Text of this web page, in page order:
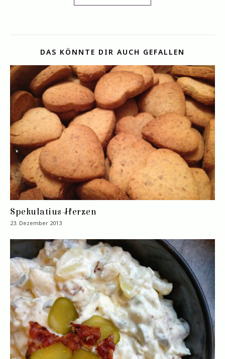
DAS KÖNNTE DIR AUCH GEFALLEN
Spekulatius-Herzen
23. Dezember 2013